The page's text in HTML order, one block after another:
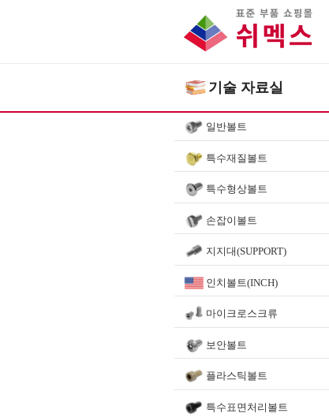
기술 자료실
일반볼트
특수재질볼트
특수형상볼트
손잡이볼트
지지대(SUPPORT)
인치볼트(INCH)
마이크로스크류
보안볼트
플라스틱볼트
특수표면처리볼트